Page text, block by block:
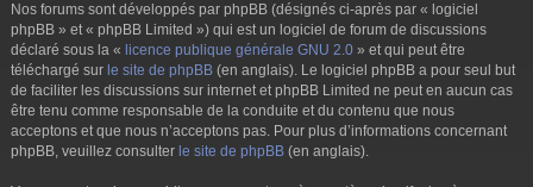
Nos forums sont développés par phpBB (désignés ci-après par « logiciel
phpBB » et « phpBB Limited ») qui est un logiciel de forum de discussions
déclaré sous la « licence publique générale GNU 2.0 » et qui peut être
téléchargé sur le site de phpBB (en anglais). Le logiciel phpBB a pour seul but
de faciliter les discussions sur internet et phpBB Limited ne peut en aucun cas
être tenu comme responsable de la conduite et du contenu que nous
acceptons et que nous n’acceptons pas. Pour plus d’informations concernant
phpBB, veuillez consulter le site de phpBB (en anglais).